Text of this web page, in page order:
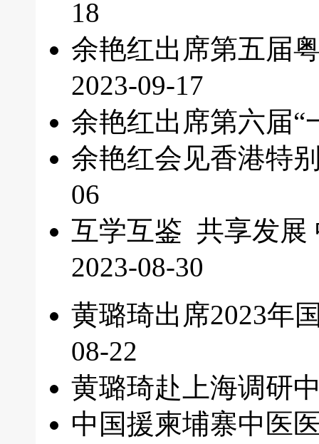
18
余艳红出席第五届
2023-09-17
余艳红出席第六届“
余艳红会见香港特
06
互学互鉴 共享发展
2023-08-30
黄璐琦出席2023年
08-22
黄璐琦赴上海调研
中国援柬埔寨中医